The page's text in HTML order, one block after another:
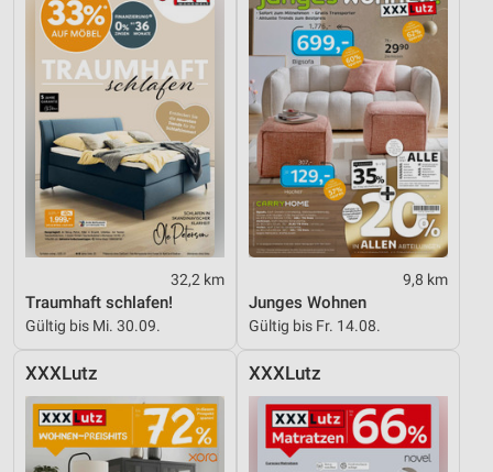
32,2 km
Traumhaft schlafen!
Gültig bis Mi. 30.09.
9,8 km
Junges Wohnen
Gültig bis Fr. 14.08.
XXXLutz XXXLutz